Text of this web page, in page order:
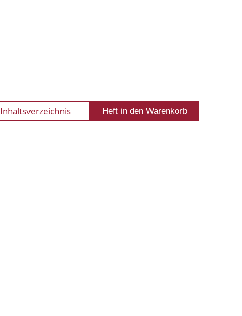
Inhaltsverzeichnis